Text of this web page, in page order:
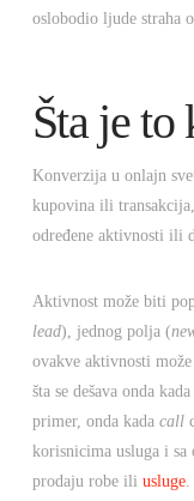
oslobodio ljude straha
Šta je to
Konverzija u onlajn
kupovina ili
određene aktivnosti ili
Aktivnost može biti
lead), jednog polja (
ovakve aktivnosti
šta se dešava onda
primer, onda kada call
korisnicima usluga i sa
prodaju robe ili usluge.